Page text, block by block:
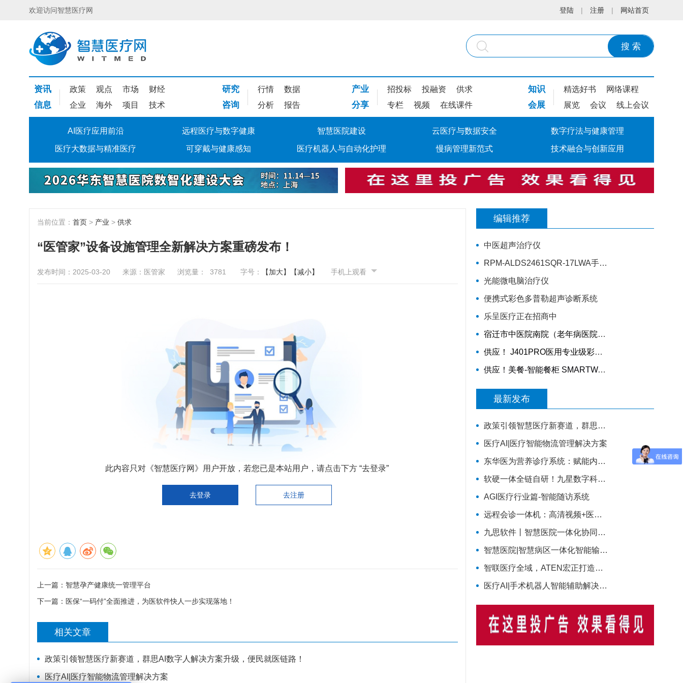
欢迎访问智慧医疗网 登陆 | 注册 | 网站首页
搜 索
资讯 政策 观点 市场 财经
信息 企业 海外 项目 技术
研究 行情 数据
咨询 分析 报告
产业 招投标 投融资 供求
分享 专栏 视频 在线课件
知识 精选好书 网络课程
会展 展览 会议 线上会议
AI医疗应用前沿 远程医疗与数字健康 智慧医院建设 云医疗与数据安全 数字疗法与健康管理
医疗大数据与精准医疗 可穿戴与健康感知 医疗机器人与自动化护理 慢病管理新范式 技术融合与创新应用
当前位置： 首页 > 产业 > 供求
“医管家”设备设施管理全新解决方案重磅发布！
发布时间：2025-03-20 来源：医管家 浏览量： 3781 字号： 【加大】 【减小】 手机上观看
此内容只对《智慧医疗网》用户开放，若您已是本站用户，请点击下方 “去登录”
去登录 去注册
上一篇： 智慧孕产健康统一管理平台
下一篇： 医保“一码付”全面推进，为医软件快人一步实现落地！
相关文章
政策引领智慧医疗新赛道，群思AI数字人解决方案升级，便民就医链路！
医疗AI|医疗智能物流管理解决方案
编辑推荐
中医超声治疗仪
RPM-ALDS2461SQR-17LWA手动轮椅车
光能微电脑治疗仪
便携式彩色多普勒超声诊断系统
乐呈医疗正在招商中
宿迁市中医院南院（老年病医院）智慧医院信息化项目采购公告
供应！ J401PRO医用专业级彩色多材料3D打印机
供应！美餐-智能餐柜 SMARTWAITER W2E 、智能电子收银称 SUNMI S2
最新发布
政策引领智慧医疗新赛道，群思AI数字人解决方案升级，便民就医链路！
医疗AI|医疗智能物流管理解决方案
东华医为营养诊疗系统：赋能内分泌科智慧营养管理
软硬一体全链自研！九星数字科技完整智慧医疗产品矩阵，助力区域医疗数字化升级
AGI医疗行业篇-智能随访系统
远程会诊一体机：高清视频+医学影像的融合方案
九思软件丨智慧医院一体化协同管理解决方案
智慧医院|智慧病区一体化智能输液监控解决方案
智联医疗全域，ATEN宏正打造智慧医疗一体化连接解决方案
医疗AI|手术机器人智能辅助解决方案